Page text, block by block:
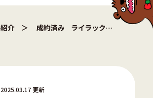
介 成約済み ライラックマンション平和通
2025.03.17 更新